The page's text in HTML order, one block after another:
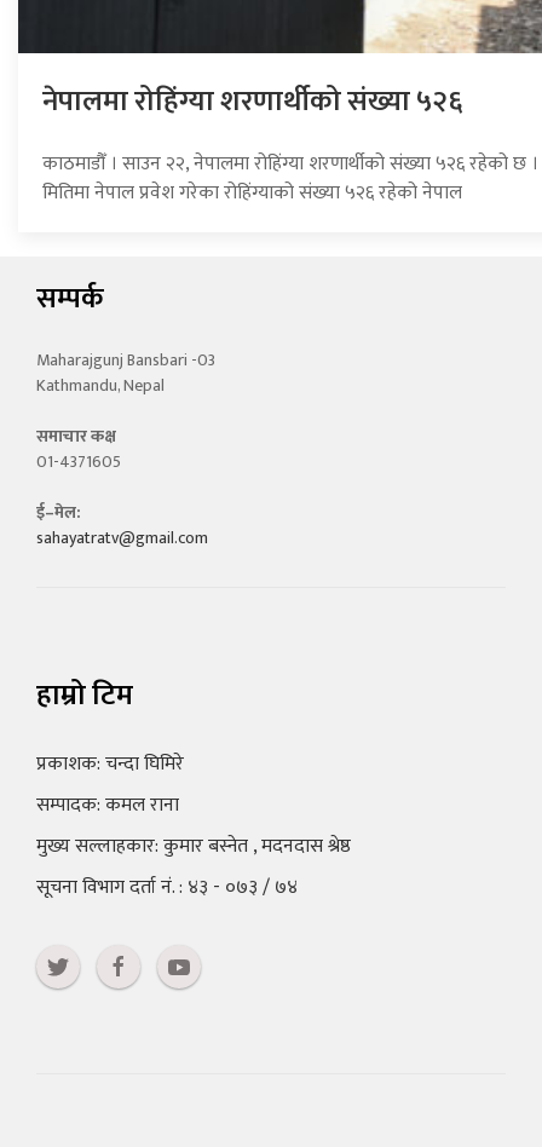
नेपालमा रोहिंग्या शरणार्थीको संख्या ५२६
काठमाडौँ । साउन २२, नेपालमा रोहिंग्या शरणार्थीको संख्या ५२६ रहेको छ ।
मितिमा नेपाल प्रवेश गरेका रोहिंग्याको संख्या ५२६ रहेको नेपाल
सम्पर्क
Maharajgunj Bansbari -03
Kathmandu, Nepal
समाचार कक्ष
01-4371605
ई–मेल:
sahayatratv@gmail.com
हाम्रो टिम
प्रकाशक: चन्दा घिमिरे
सम्पादक: कमल राना
मुख्य सल्लाहकार: कुमार बस्नेत , मदनदास श्रेष्ठ
सूचना विभाग दर्ता नं. : ४३ - ०७३ / ७४